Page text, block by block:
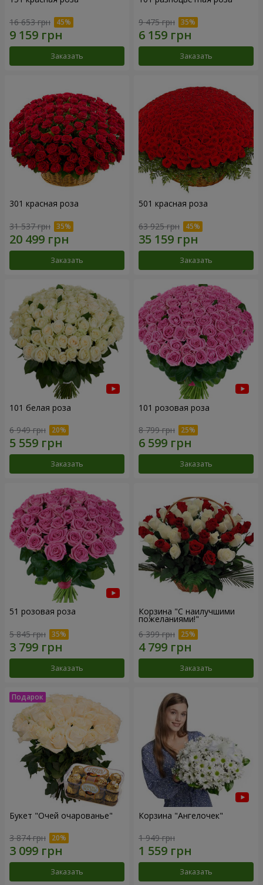
16 653 грн
Заказать
9 475 грн
Заказать
301 красная роза
31 537 грн
Заказать
501 красная роза
63 925 грн
Заказать
101 белая роза
6 949 грн
Заказать
101 розовая роза
8 799 грн
Заказать
51 розовая роза
5 845 грн
Заказать
Корзина "С наилучшими
пожеланиями!"
6 399 грн
Заказать
Букет "Очей очарованье"
3 874 грн
Заказать
Корзина "Ангелочек"
1 949 грн
Заказать